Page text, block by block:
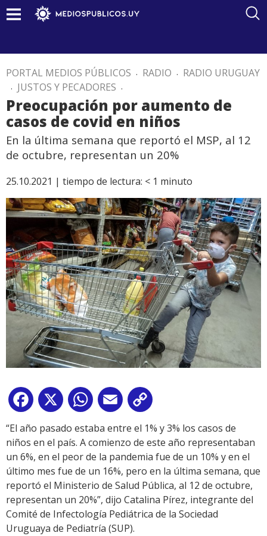
PORTAL MEDIOS PÚBLICOS . RADIO . RADIO URUGUAY
. JUSTOS Y PECADORES .
Preocupación por aumento de
casos de covid en niños
En la última semana que reportó el MSP, al 12
de octubre, representan un 20%
25.10.2021 | tiempo de lectura: < 1 minuto
Facebook
X WhatsApp
Email
Link
“El año pasado estaba entre el 1% y 3% los casos de
niños en el país. A comienzo de este año representaban
un 6%, en el peor de la pandemia fue de un 10% y en el
último mes fue de un 16%, pero en la última semana, que
reportó el Ministerio de Salud Pública, al 12 de octubre,
representan un 20%”, dijo Catalina Pírez, integrante del
Comité de Infectología Pediátrica de la Sociedad
Uruguaya de Pediatría (SUP).